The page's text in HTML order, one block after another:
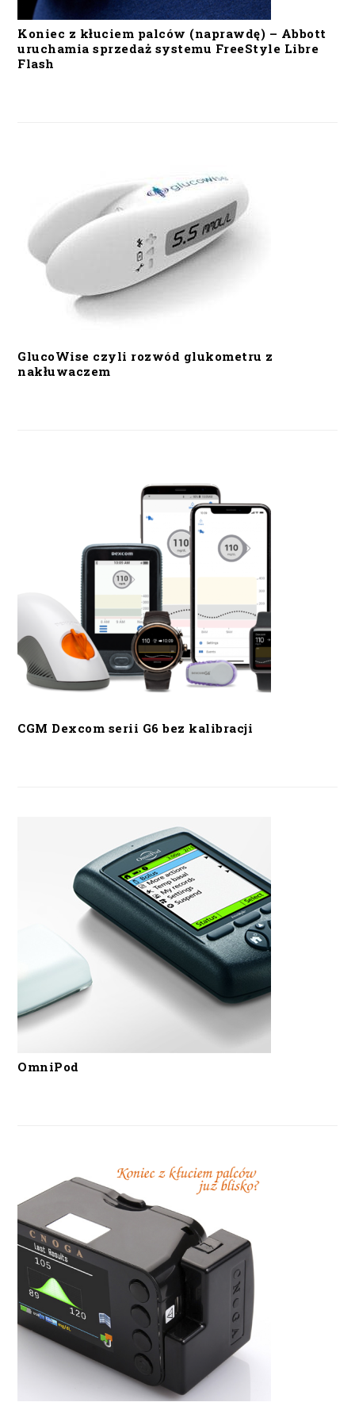
Koniec z kłuciem palców (naprawdę) – Abbott
uruchamia sprzedaż systemu FreeStyle Libre
Flash
GlucoWise czyli rozwód glukometru z
nakłuwaczem
CGM Dexcom serii G6 bez kalibracji
OmniPod